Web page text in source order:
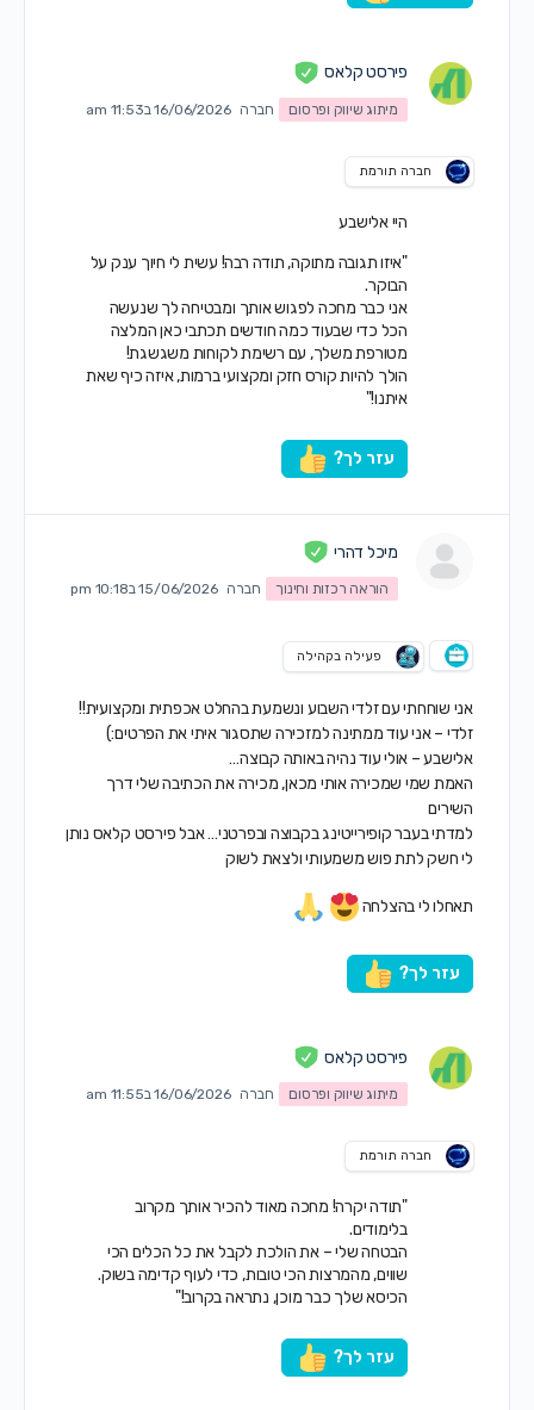
פירסט קלאס
מיתוג שיווק ופרסום חברה 16/06/2026 ב11:53 am
חברה תורמת
היי אלישבע
"איזו תגובה מתוקה, תודה רבה! עשית לי חיוך ענק על
הבוקר.
אני כבר מחכה לפגוש אותך ומבטיחה לך שנעשה
הכל כדי שבעוד כמה חודשים תכתבי כאן המלצה
מטורפת משלך, עם רשימת לקוחות משגשגת!
הולך להיות קורס חזק ומקצועי ברמות, איזה כיף שאת
איתנו!"
עזר לך?
מיכל דהרי
הוראה רכזות וחינוך חברה 15/06/2026 ב10:18 pm
פעילה בקהילה
אני שוחחתי עם זלדי השבוע ונשמעת בהחלט אכפתית ומקצועית!!
זלדי – אני עוד ממתינה למזכירה שתסגור איתי את הפרטים:)
אלישבע – אולי עוד נהיה באותה קבוצה…
האמת שמי שמכירה אותי מכאן, מכירה את הכתיבה שלי דרך
השירים
למדתי בעבר קופירייטינג בקבוצה ובפרטני… אבל פירסט קלאס נותן
לי חשק לתת פוש משמעותי ולצאת לשוק
תאחלו לי בהצלחה
עזר לך?
פירסט קלאס
מיתוג שיווק ופרסום חברה 16/06/2026 ב11:55 am
חברה תורמת
"תודה יקרה! מחכה מאוד להכיר אותך מקרוב
בלימודים.
הבטחה שלי – את הולכת לקבל את כל הכלים הכי
שווים, מהמרצות הכי טובות, כדי לעוף קדימה בשוק.
הכיסא שלך כבר מוכן, נתראה בקרוב!"
עזר לך?